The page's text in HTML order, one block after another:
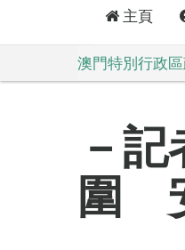
主頁
澳門特別行政
－
圍